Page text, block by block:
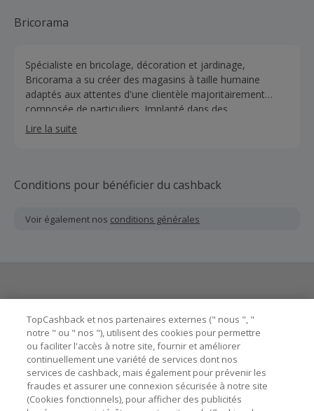
Bricorama
Spécialiste en bricolage, décoration et jardinage,
Bricorama a su créer des magasins à taille humaine
adaptés aux attentes d'une clientèle majoritairement
composée de particuliers. Implanté dans des
agglomérations moyenne de 35 000 à 40 000 habitants,
le Groupe est aussi présent dans les grands centres
Lire la suite
Conditions pour bénéficier du cashback
Voir également nos conditions générales
Astuces pour économiser
A propos de
TopCashback et nos partenaires externes (" nous ", "
notre " ou " nos "), utilisent des cookies pour permettre
ou faciliter l'accès à notre site, fournir et améliorer
continuellement une variété de services dont nos
services de cashback, mais également pour prévenir les
fraudes et assurer une connexion sécurisée à notre site
(Cookies fonctionnels), pour afficher des publicités